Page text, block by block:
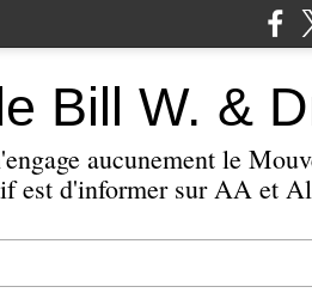
Bill W. &
aucunement le
est d'informer sur AA et